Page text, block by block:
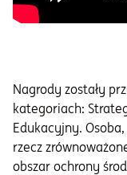
Nagrody zostały
kategoriach:
Edukacyjny.
rzecz
obszar ochrony